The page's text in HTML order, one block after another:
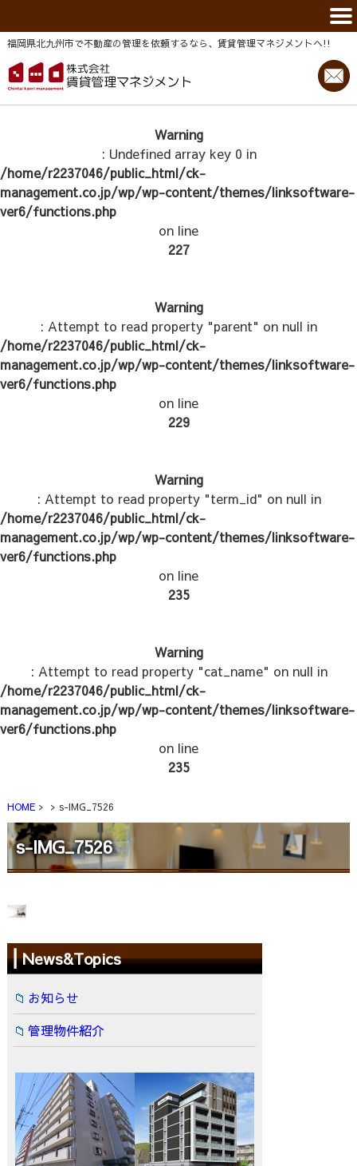
福岡県北九州市で不動産の管理を依頼するなら、賃貸管理マネジメントヘ!!
Warning
: Undefined array key 0 in
/home/r2237046/public_html/ck-
management.co.jp/wp/wp-content/themes/linksoftware-
ver6/functions.php
on line
227
Warning
: Attempt to read property "parent" on null in
/home/r2237046/public_html/ck-
management.co.jp/wp/wp-content/themes/linksoftware-
ver6/functions.php
on line
229
Warning
: Attempt to read property "term_id" on null in
/home/r2237046/public_html/ck-
management.co.jp/wp/wp-content/themes/linksoftware-
ver6/functions.php
on line
235
Warning
: Attempt to read property "cat_name" on null in
/home/r2237046/public_html/ck-
management.co.jp/wp/wp-content/themes/linksoftware-
ver6/functions.php
on line
235
HOME s-IMG_7526
s-IMG_7526
News&Topics
お知らせ
管理物件紹介